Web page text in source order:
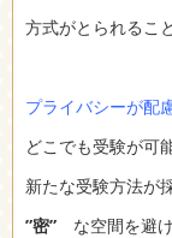
方式がとられるこ
プライバシーが配
どこでも受験が可
新たな受験方法が
”密” な空間を避